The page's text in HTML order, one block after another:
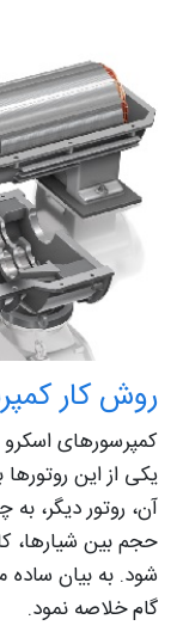
روش کار
کمپرسورهای اسکرو
یکی از این
آن، روتور دیگر،
حجم بین شیارها،
شود. به بیان ساده
گام خلاصه نمود.